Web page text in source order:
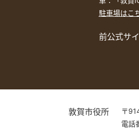
駐車場はこ
前公式サ
敦賀市役所
〒
電話